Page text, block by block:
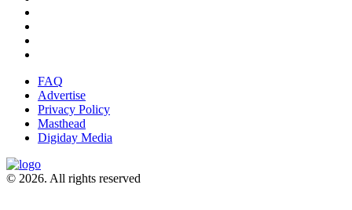
FAQ
Advertise
Privacy Policy
Masthead
Digiday Media
© 2026. All rights reserved